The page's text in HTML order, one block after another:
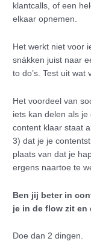
klantcalls, of een
elkaar opnemen.
Het werkt niet voor
snákken juist naar
to do’s. Test uit wat
Het voordeel van
iets kan delen als
content klaar staat
3) dat je je
plaats van dat je
ergens naartoe te
Ben jij beter in
je in de flow zit en
Doe dan 2 dingen.